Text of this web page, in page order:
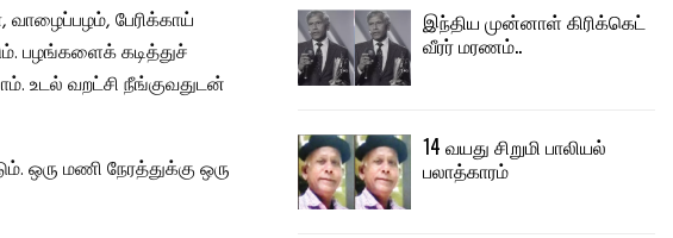
பேரிக்காய்
பழங்களைக் கடித்துச்
உடல் வறட்சி நீங்குவதுடன்
மணி நேரத்துக்கு ஒரு
இந்திய முன்னாள் கிரிக்கெட்
வீரர் மரணம்..
14 வயது சிறுமி பாலியல்
பலாத்காரம்